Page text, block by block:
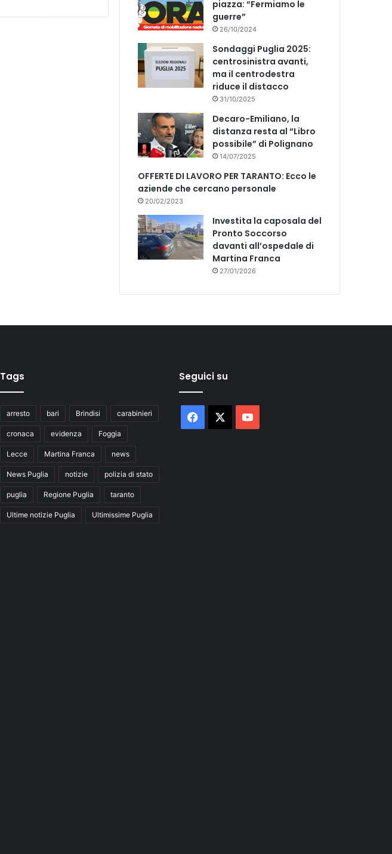
piazza: “Fermiamo le
guerre”
26/10/2024
Sondaggi Puglia 2025:
centrosinistra avanti,
ma il centrodestra
riduce il distacco
31/10/2025
Decaro-Emiliano, la
distanza resta al “Libro
possibile” di Polignano
14/07/2025
OFFERTE DI LAVORO PER TARANTO: Ecco le
aziende che cercano personale
20/02/2023
Investita la caposala del
Pronto Soccorso
davanti all’ospedale di
Martina Franca
27/01/2026
Tags
arresto bari Brindisi carabinieri
cronaca evidenza Foggia
Lecce Martina Franca news
News Puglia notizie polizia di stato
puglia Regione Puglia taranto
Ultime notizie Puglia Ultimissime Puglia
Seguici su
Facebook